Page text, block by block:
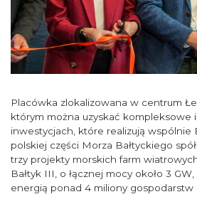
Placówka zlokalizowana w centrum
którym można uzyskać kompleksowe
inwestycjach, które realizują wspólnie
polskiej części Morza Bałtyckiego
trzy projekty morskich farm
Bałtyk III, o łącznej mocy około 3
energią ponad 4 miliony gospodarstw